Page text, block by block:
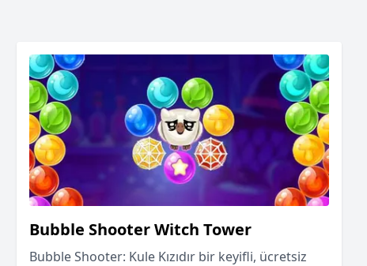
Bubble Shooter Witch Tower
Bubble Shooter: Kule Kızıdır bir keyifli, ücretsiz